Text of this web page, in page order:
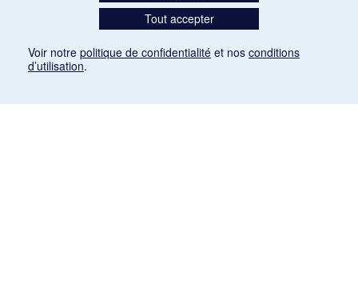
Tout accepter
Voir notre politique de confidentialité et nos conditions
d’utilisation.